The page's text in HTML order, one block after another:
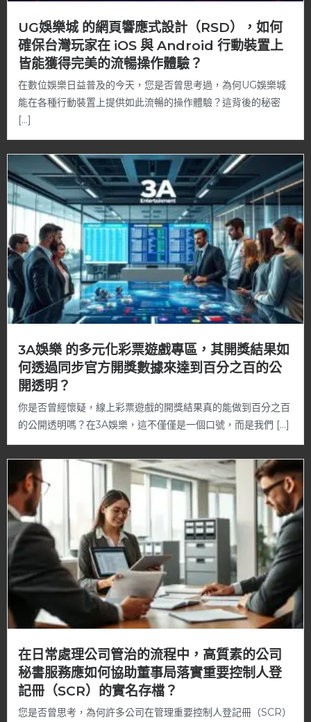
UG娛樂城 的網頁響應式設計（RSD），如何
確保台灣玩家在 iOS 與 Android 行動裝置上
皆能獲得完美的流暢操作體驗？
在數位娛樂日益普及的今天，您是否曾思考過，為何UG娛樂城
能在各種行動裝置上提供如此流暢的操作體驗？這背後的秘密
[…]
3A娛樂 的多元化彩票遊戲專區，其開獎結果如
何透過同步官方開獎數據來達到百分之百的公
開透明？
你是否曾經懷疑，線上彩票遊戲的開獎結果真的能做到百分之百
的公開透明嗎？在3A娛樂，這不僅僅是一個口號，而是我們 […]
在日常處理公司管治的流程中，高質素的公司
秘書服務應如何協助董事局落實重要控制人登
記冊（SCR）的實名存檔？
您是否曾思考，為何許多公司在管理重要控制人登記冊（SCR）